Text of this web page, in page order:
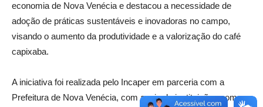
economia de Nova Venécia e destacou a necessidade de
adoção de práticas sustentáveis e inovadoras no campo,
visando o aumento da produtividade e a valorização do café
capixaba.
A iniciativa foi realizada pelo Incaper em parceria com a
Prefeitura de Nova Venécia, com apoio de instituições como